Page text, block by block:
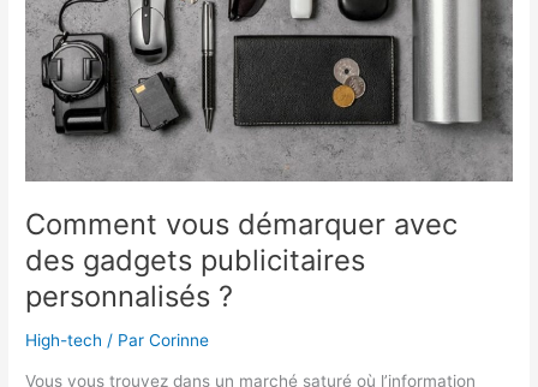
Comment vous démarquer avec
des gadgets publicitaires
personnalisés ?
High-tech / ParCorinne
Vous vous trouvez dans un marché saturé où l’information